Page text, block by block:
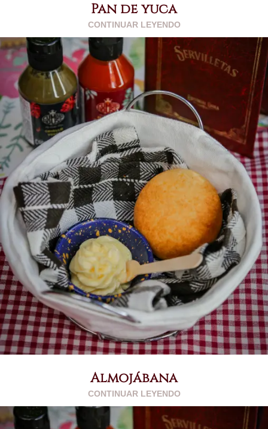
Pan de yuca
CONTINUAR LEYENDO
Almojábana
CONTINUAR LEYENDO